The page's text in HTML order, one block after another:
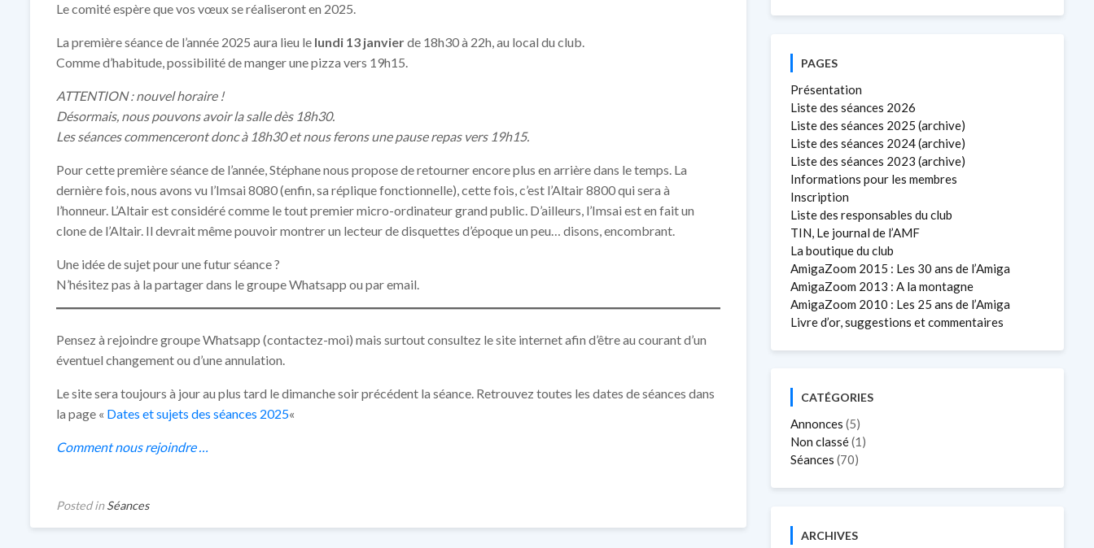
Le comité espère que vos vœux se réaliseront en 2025.
La première séance de l’année 2025 aura lieu le lundi 13 janvierde 18h30 à 22h, au local du club.
Comme d’habitude, possibilité de manger une pizza vers 19h15.
ATTENTION : nouvel horaire !
Désormais, nous pouvons avoir la salle dès 18h30.
Les séances commenceront donc à 18h30 et nous ferons une pause repas vers 19h15.
Pour cette première séance de l’année, Stéphane nous propose de retourner encore plus en arrière dans le temps. La
dernière fois, nous avons vu l’Imsai 8080 (enfin, sa réplique fonctionnelle), cette fois, c’est l’Altair 8800 qui sera à
l’honneur. L’Altair est considéré comme le tout premier micro-ordinateur grand public. D’ailleurs, l’Imsai est en fait un
clone de l’Altair. Il devrait même pouvoir montrer un lecteur de disquettes d’époque un peu… disons, encombrant.
Une idée de sujet pour une futur séance ?
N’hésitez pas à la partager dans le groupe Whatsapp ou par email.
Pensez à rejoindre groupe Whatsapp (contactez-moi) mais surtout consultez le site internet afin d’être au courant d’un
éventuel changement ou d’une annulation.
Le site sera toujours à jour au plus tard le dimanche soir précédent la séance. Retrouvez toutes les dates de séances dans
la page « Dates et sujets des séances 2025«
Comment nous rejoindre …
Posted inSéances
PAGES
Présentation
Liste des séances 2026
Liste des séances 2025 (archive)
Liste des séances 2024 (archive)
Liste des séances 2023 (archive)
Informations pour les membres
Inscription
Liste des responsables du club
TIN, Le journal de l’AMF
La boutique du club
AmigaZoom 2015 : Les 30 ans de l’Amiga
AmigaZoom 2013 : A la montagne
AmigaZoom 2010 : Les 25 ans de l’Amiga
Livre d’or, suggestions et commentaires
CATÉGORIES
Annonces (5)
Non classé(1)
Séances (70)
ARCHIVES